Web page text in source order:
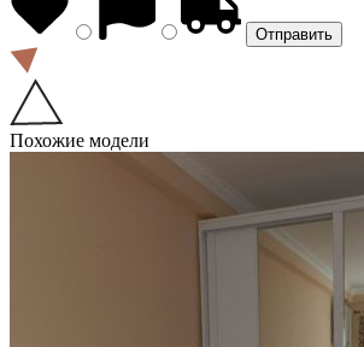
Похожие модели